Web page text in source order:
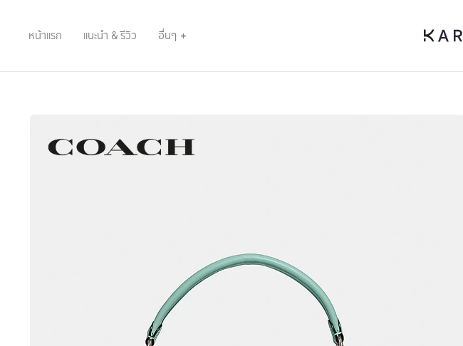
หน้าแรก แนะนำ & รีวิว อื่นๆ